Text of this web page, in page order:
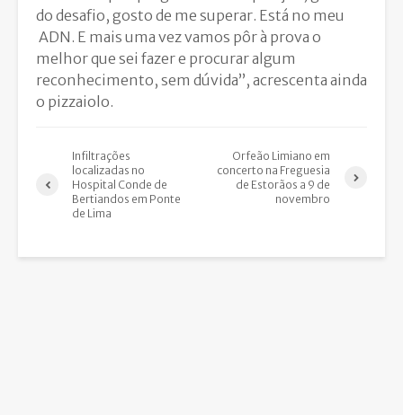
do desafio, gosto de me superar. Está no meu
ADN. E mais uma vez vamos pôr à prova o
melhor que sei fazer e procurar algum
reconhecimento, sem dúvida”, acrescenta ainda
o pizzaiolo.
Infiltrações
localizadas no
Hospital Conde de
Bertiandos em Ponte
de Lima
Orfeão Limiano em
concerto na Freguesia
de Estorãos a 9 de
novembro